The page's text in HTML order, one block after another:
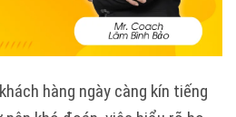
hàng ngày càng kín tiếng